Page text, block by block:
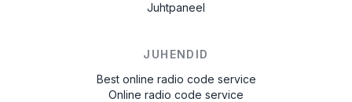
Juhtpaneel
JUHENDID
Best online radio code service
Online radio code service